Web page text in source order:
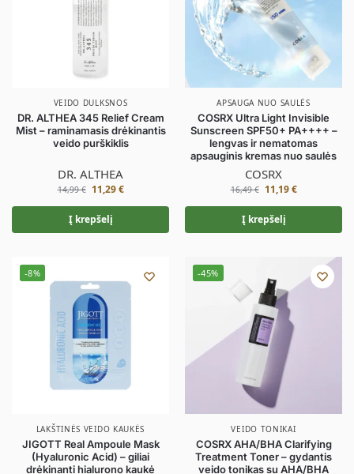
VEIDO DULKSNOS
DR. ALTHEA 345 Relief Cream
Mist – raminamasis drėkinantis
veido purškiklis
DR. ALTHEA
14,99€ 11,29€
Į krepšelį
APSAUGA NUO SAULĖS
COSRX Ultra Light Invisible
Sunscreen SPF50+ PA++++ –
lengvas ir nematomas
apsauginis kremas nuo saulės
COSRX
16,49€ 11,19€
Į krepšelį
-8%
LAKŠTINĖS VEIDO KAUKĖS
JIGOTT Real Ampoule Mask
(Hyaluronic Acid) – giliai
drėkinanti hialurono kaukė
-45%
VEIDO TONIKAI
COSRX AHA/BHA Clarifying
Treatment Toner – gydantis
veido tonikas su AHA/BHA